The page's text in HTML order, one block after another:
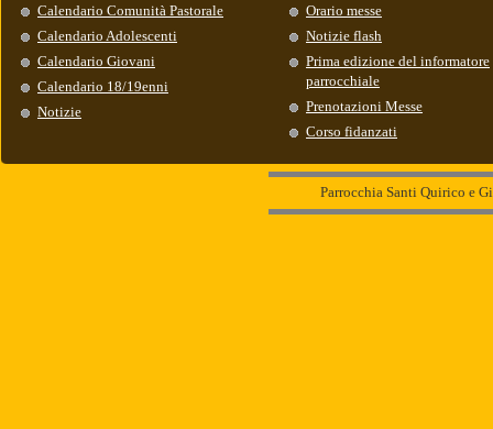
Calendario Comunità Pastorale
Calendario Adolescenti
Calendario Giovani
Calendario 18/19enni
Notizie
Orario messe
Notizie flash
Prima edizione del informatore
parrocchiale
Prenotazioni Messe
Corso fidanzati
Parrocchia Santi Quirico e